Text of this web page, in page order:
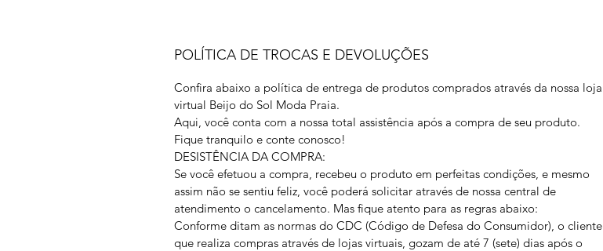
POLÍTICA DE TROCAS E DEVOLUÇÕES
Confira abaixo a política de entrega de produtos comprados através da nossa loja
virtual Beijo do Sol Moda Praia.
Aqui, você conta com a nossa total assistência após a compra de seu produto.
Fique tranquilo e conte conosco!
DESISTÊNCIA DA COMPRA:
Se você efetuou a compra, recebeu o produto em perfeitas condições, e mesmo
assim não se sentiu feliz, você poderá solicitar através de nossa central de
atendimento o cancelamento. Mas fique atento para as regras abaixo:
Conforme ditam as normas do CDC (Código de Defesa do Consumidor), o cliente
que realiza compras através de lojas virtuais, gozam de até 7 (sete) dias após o